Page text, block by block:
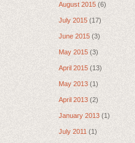
August 2015 (6)
July 2015 (17)
June 2015 (3)
May 2015 (3)
April 2015 (13)
May 2013 (1)
April 2013 (2)
January 2013 (1)
July 2011 (1)